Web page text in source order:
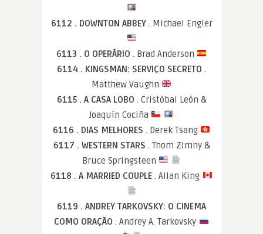
6112 . DOWNTON ABBEY . Michael Engler
6113 . O OPERÁRIO . Brad Anderson
6114 . KINGSMAN: SERVIÇO SECRETO .
Matthew Vaughn
6115 . A CASA LOBO . Cristóbal León &
Joaquín Cociña
6116 . DIAS MELHORES . Derek Tsang
6117 . WESTERN STARS . Thom Zimny &
Bruce Springsteen
6118 . A MARRIED COUPLE. Allan King
6119 . ANDREY TARKOVSKY: O CINEMA
COMO ORAÇÃO. Andrey A. Tarkovsky